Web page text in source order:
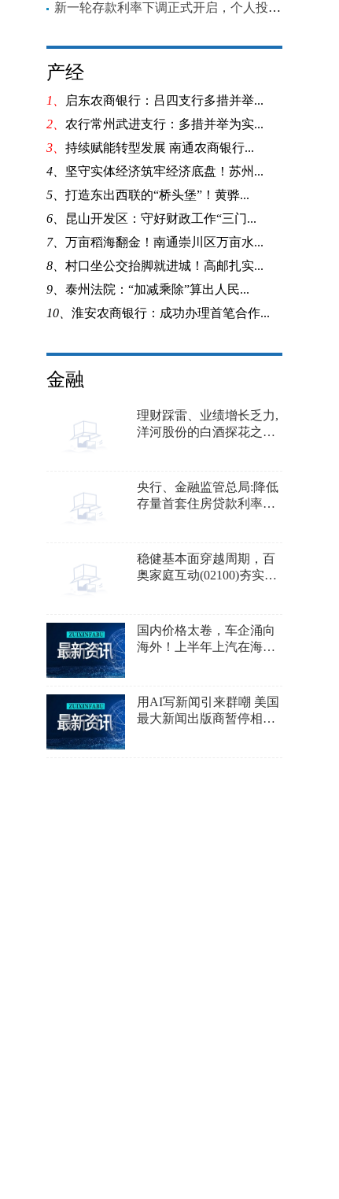
新一轮存款利率下调正式开启，个人投资者应如何应对？
产经
1、
启东农商银行：吕四支行多措并举...
2、 农行常州武进支行：多措并举为实...
3、 持续赋能转型发展 南通农商银行...
4、 坚守实体经济筑牢经济底盘！苏州...
5、 打造东出西联的“桥头堡”！黄骅...
6、 昆山开发区：守好财政工作“三门...
7、 万亩稻海翻金！南通崇川区万亩水...
8、 村口坐公交抬脚就进城！高邮扎实...
9、 泰州法院：“加减乘除”算出人民...
10、 淮安农商银行：成功办理首笔合作...
金融
理财踩雷、业绩增长乏力,
洋河股份的白酒探花之位
央行、金融监管总局:降低
存量首套住房贷款利率，
稳健基本面穿越周期，百
奥家庭互动(02100)夯实长
国内价格太卷，车企涌向
海外！上半年上汽在海外
用AI写新闻引来群嘲 美国
最大新闻出版商暂停相关